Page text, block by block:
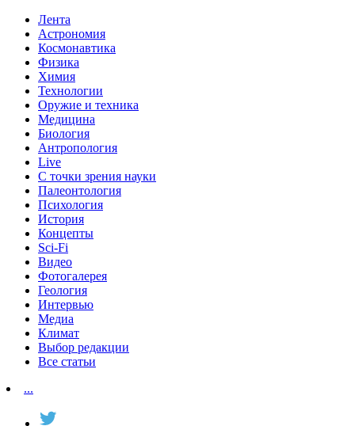
Лента
Астрономия
Космонавтика
Физика
Химия
Технологии
Оружие и техника
Медицина
Биология
Антропология
Live
С точки зрения науки
Палеонтология
Психология
История
Концепты
Sci-Fi
Видео
Фотогалерея
Геология
Интервью
Медиа
Климат
Выбор редакции
Все статьи
...